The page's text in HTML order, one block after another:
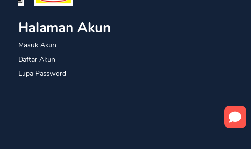
Halaman Akun
Masuk Akun
Daftar Akun
Lupa Password